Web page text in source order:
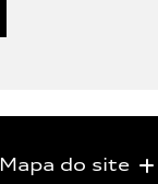
Mapa do site